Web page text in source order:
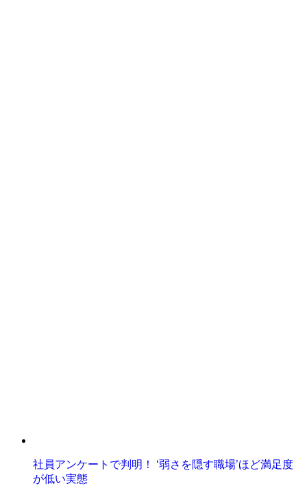
社員アンケートで判明！ ‘弱さを隠す職場’ほど満足度
が低い実態